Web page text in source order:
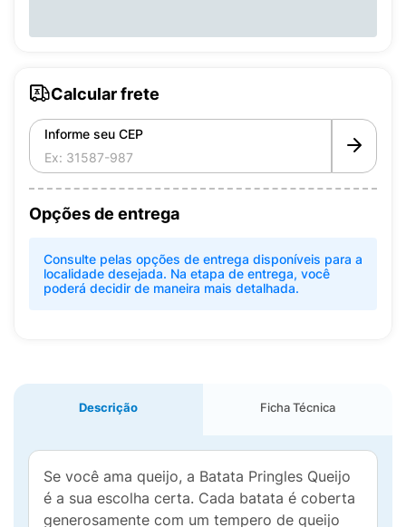
Calcular frete
Informe seu CEP
Opções de entrega
Consulte pelas opções de entrega disponíveis para a
localidade desejada. Na etapa de entrega, você
poderá decidir de maneira mais detalhada.
Descrição Ficha Técnica
Se você ama queijo, a Batata Pringles Queijo
é a sua escolha certa. Cada batata é coberta
generosamente com um tempero de queijo